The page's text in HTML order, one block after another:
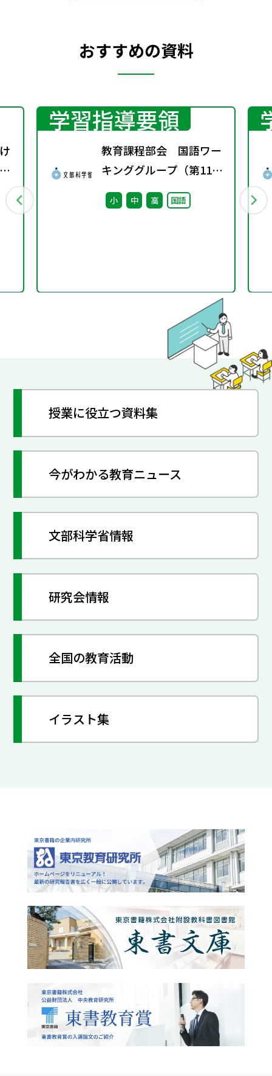
おすすめの資料
学習指導要領
教育課程部会 国語ワー
キンググループ（第11
回） 配付資料
小 中 高 国語
授業に役立つ資料集
今がわかる教育ニュース
文部科学省情報
研究会情報
全国の教育活動
イラスト集